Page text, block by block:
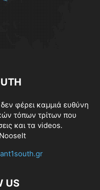
φέρει καμμιά ευθύνη
τόπων τρίτων που
και τα videos.
NooseIt
US